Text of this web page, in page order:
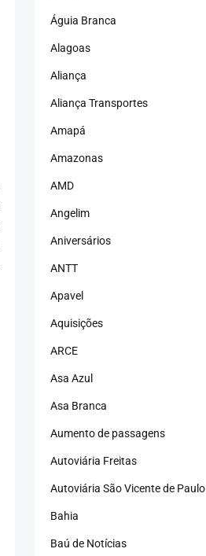
Águia Branca
Alagoas
Aliança
Aliança Transportes
Amapá
Amazonas
AMD
Angelim
Aniversários
ANTT
Apavel
Aquisições
ARCE
Asa Azul
Asa Branca
Aumento de passagens
Autoviária Freitas
Autoviária São Vicente de Paulo
Bahia
Baú de Notícias